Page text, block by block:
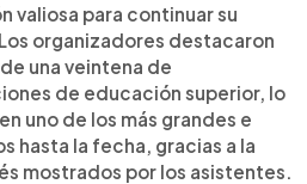
valiosa para continuar su
organizadores destacaron
una veintena de
de educación superior, lo
uno de los más grandes e
hasta la fecha, gracias a la
mostrados por los asistentes.